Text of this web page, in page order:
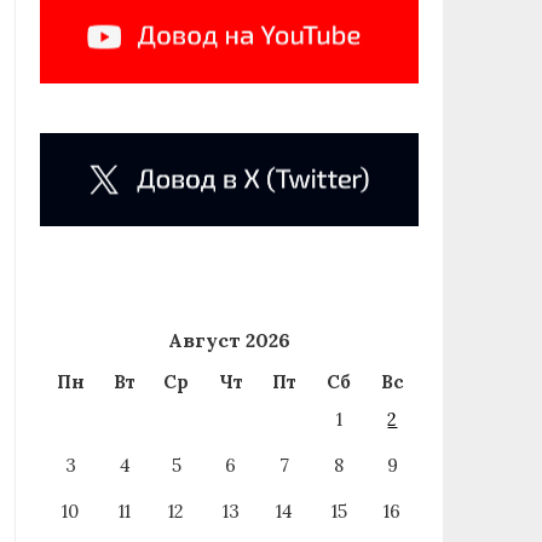
Август 2026
Пн Вт Ср Чт Пт Сб
Вс
1
2
3
4 5 6 7 8
9
10
11 12 13 14 15 16